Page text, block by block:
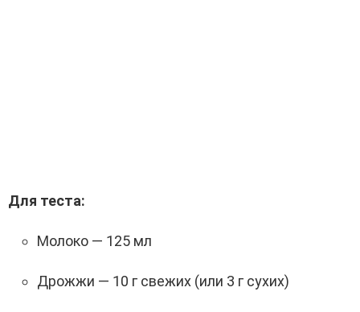
Для теста:
Молоко — 125 мл
Дрожжи — 10 г свежих (или 3 г сухих)